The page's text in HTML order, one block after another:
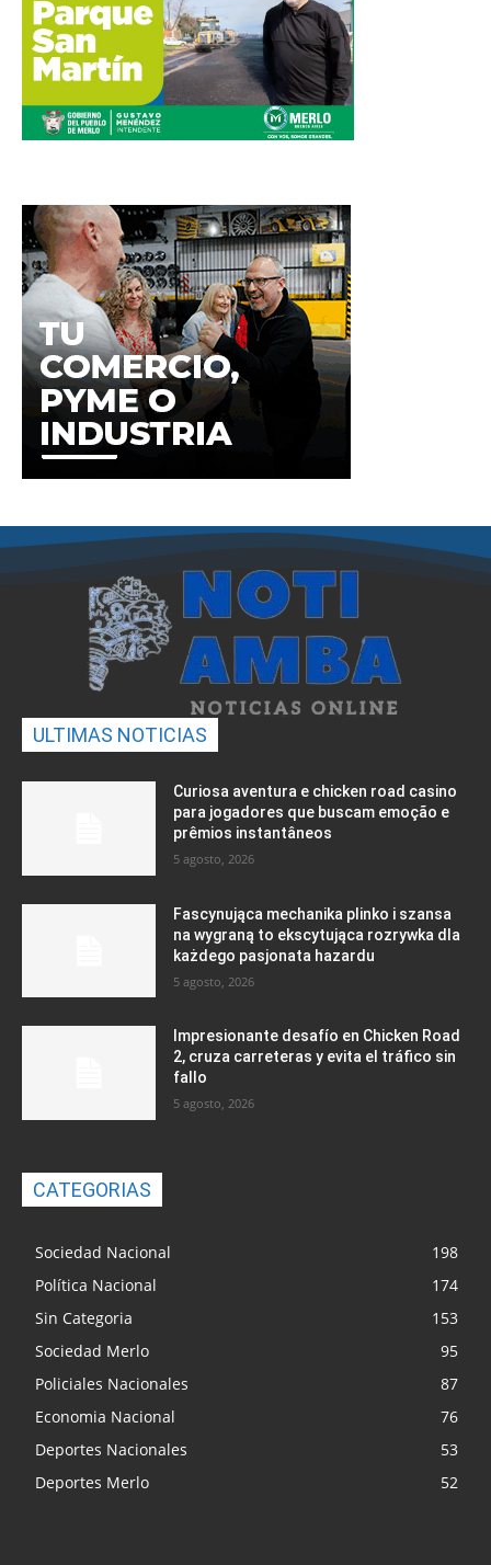
ULTIMAS NOTICIAS
Curiosa aventura e chicken road casino
para jogadores que buscam emoção e
prêmios instantâneos
5 agosto, 2026
Fascynująca mechanika plinko i szansa
na wygraną to ekscytująca rozrywka dla
każdego pasjonata hazardu
5 agosto, 2026
Impresionante desafío en Chicken Road
2, cruza carreteras y evita el tráfico sin
fallo
5 agosto, 2026
CATEGORIAS
Sociedad Nacional
198
Política Nacional
174
Sin Categoria
153
Sociedad Merlo
95
Policiales Nacionales
87
Economia Nacional
76
Deportes Nacionales
53
Deportes Merlo
52